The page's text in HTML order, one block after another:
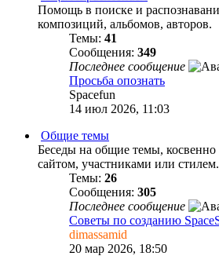
Помощь в поиске и
композиций, альбомов, авторов.
Темы: 41
Сообщения: 349
Последнее сообщение
Просьба опознать
Spacefun
14 июл 2026, 11:03
Общие темы
Беседы на общие темы,
сайтом, участниками или стилем.
Темы: 26
Сообщения: 305
Последнее сообщение
Советы по созданию
dimassamid
20 мар 2026, 18:50